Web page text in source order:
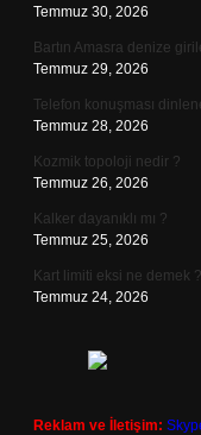
Temmuz 30, 2026
Bartın Amasra denize
Temmuz 29, 2026
Telefon konuşması
Temmuz 28, 2026
Kozmik topoloji nedir ?
Temmuz 26, 2026
Kalker dayanıklı mı ?
Temmuz 25, 2026
Kart limiti eksi ne demek ?
Temmuz 24, 2026
Reklam ve İletişim: